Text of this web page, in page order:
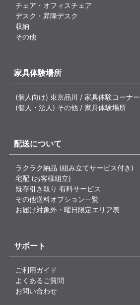
チェア・オフィスチェア
デスク・昇降デスク
収納
その他
家具体験場所
(個人向け) 東京品川 / 家具体験コーナー
(個人・法人) その他 / 家具体験場所
配送について
ラクラク納品 (組み立てサービス付き)
宅配 (お客様組立)
既存引き取り 有料サービス
その他送料オプション一覧
お届け対象外・曜日限定エリア表
サポート
ご利用ガイド
よくあるご質問
お問い合わせ